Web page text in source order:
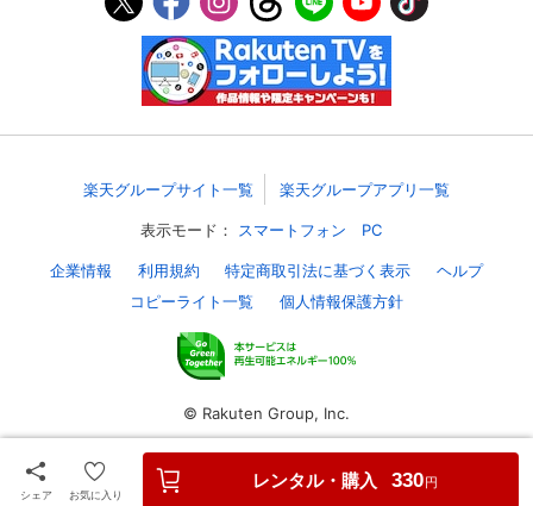
視聴デバイス一覧
スマホなどでRakuten TVを視聴する際のデ
視聴年齢制限の変更時にパスコード入力が
求められるのでお子さまがいても安心で
メルマガ
メルマガの配信停止、配信先のメールアド
レスの変更が可能です。
定額見放題解約
定額見放題コンテンツの解約はこちらから
可能です。
ログアウト
シェア お気に入り
レンタル・購入 330 円
楽天グループサイト一覧 楽天グループアプリ一覧
表示モード： スマートフォン PC
企業情報 利用規約 特定商取引法に基づく表示
ヘルプ
コピーライト一覧
個人情報保護方針
© Rakuten Group, Inc.